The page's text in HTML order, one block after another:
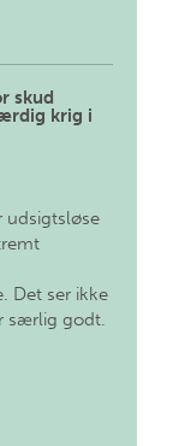
skud
krig i
udsigtsløse
Det ser ikke
særlig godt.